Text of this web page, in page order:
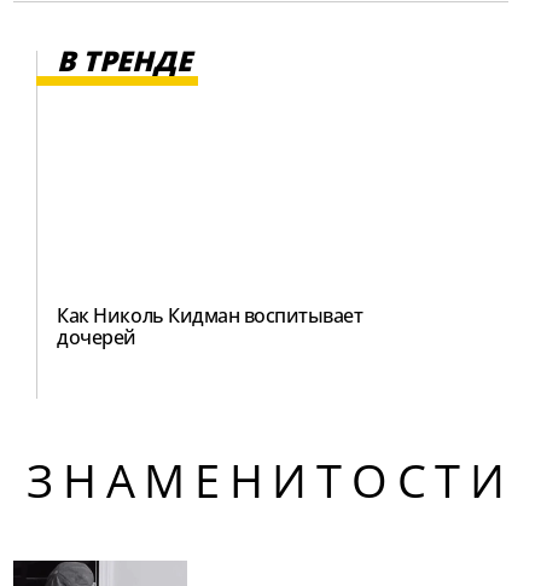
В ТРЕНДЕ
Как Николь Кидман воспитывает
дочерей
ЗНАМЕНИТОСТИ